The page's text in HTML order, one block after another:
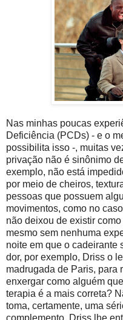
Nas minhas poucas
Deficiência (PCDs) - e o
possibilita isso -, muitas
privação não é sinônimo
exemplo, não está
por meio de cheiros,
pessoas que possuem
movimentos, como no
não deixou de existir
mesmo sem nenhuma
noite em que o cadeirante
dor, por exemplo, Driss o
madrugada de Paris, para
enxergar como alguém
terapia é a mais correta?
toma, certamente, uma
complemento, Driss lhe